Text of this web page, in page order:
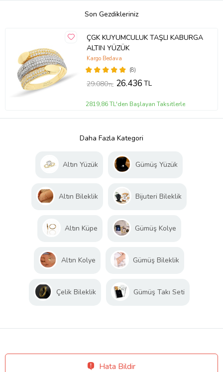
Son Gezdikleriniz
ÇGK KUYUMCULUK TAŞLI KABURGA
ALTIN YÜZÜK
(8)
Kargo Bedava
29.080TL 26.436TL
2819,86 TL'den Başlayan Taksitlerle
Daha Fazla Kategori
Altın Yüzük Gümüş Yüzük
Altın Bileklik Bijuteri Bileklik
Altın Küpe Gümüş Kolye
Altın Kolye Gümüş Bileklik
Çelik Bileklik Gümüş Takı Seti
Hata Bildir